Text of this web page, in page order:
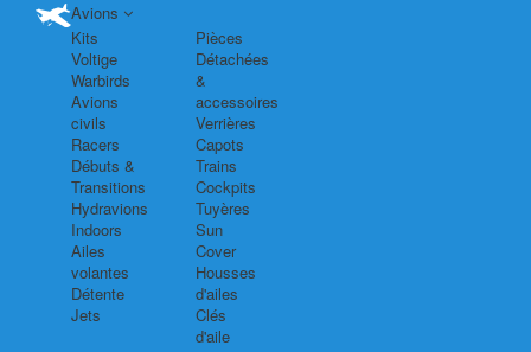
Avions
Kits
Voltige
Warbirds
Avions
civils
Racers
Débuts &
Transitions
Hydravions
Indoors
Ailes
volantes
Détente
Jets
Pièces
Détachées
&
accessoires
Verrières
Capots
Trains
Cockpits
Tuyères
Sun
Cover
Housses
d'ailes
Clés
d'aile